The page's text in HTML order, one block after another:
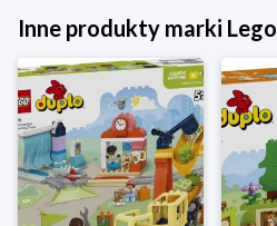
Inne produkty marki Lego